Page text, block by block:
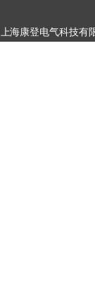
上海康登电气科技有